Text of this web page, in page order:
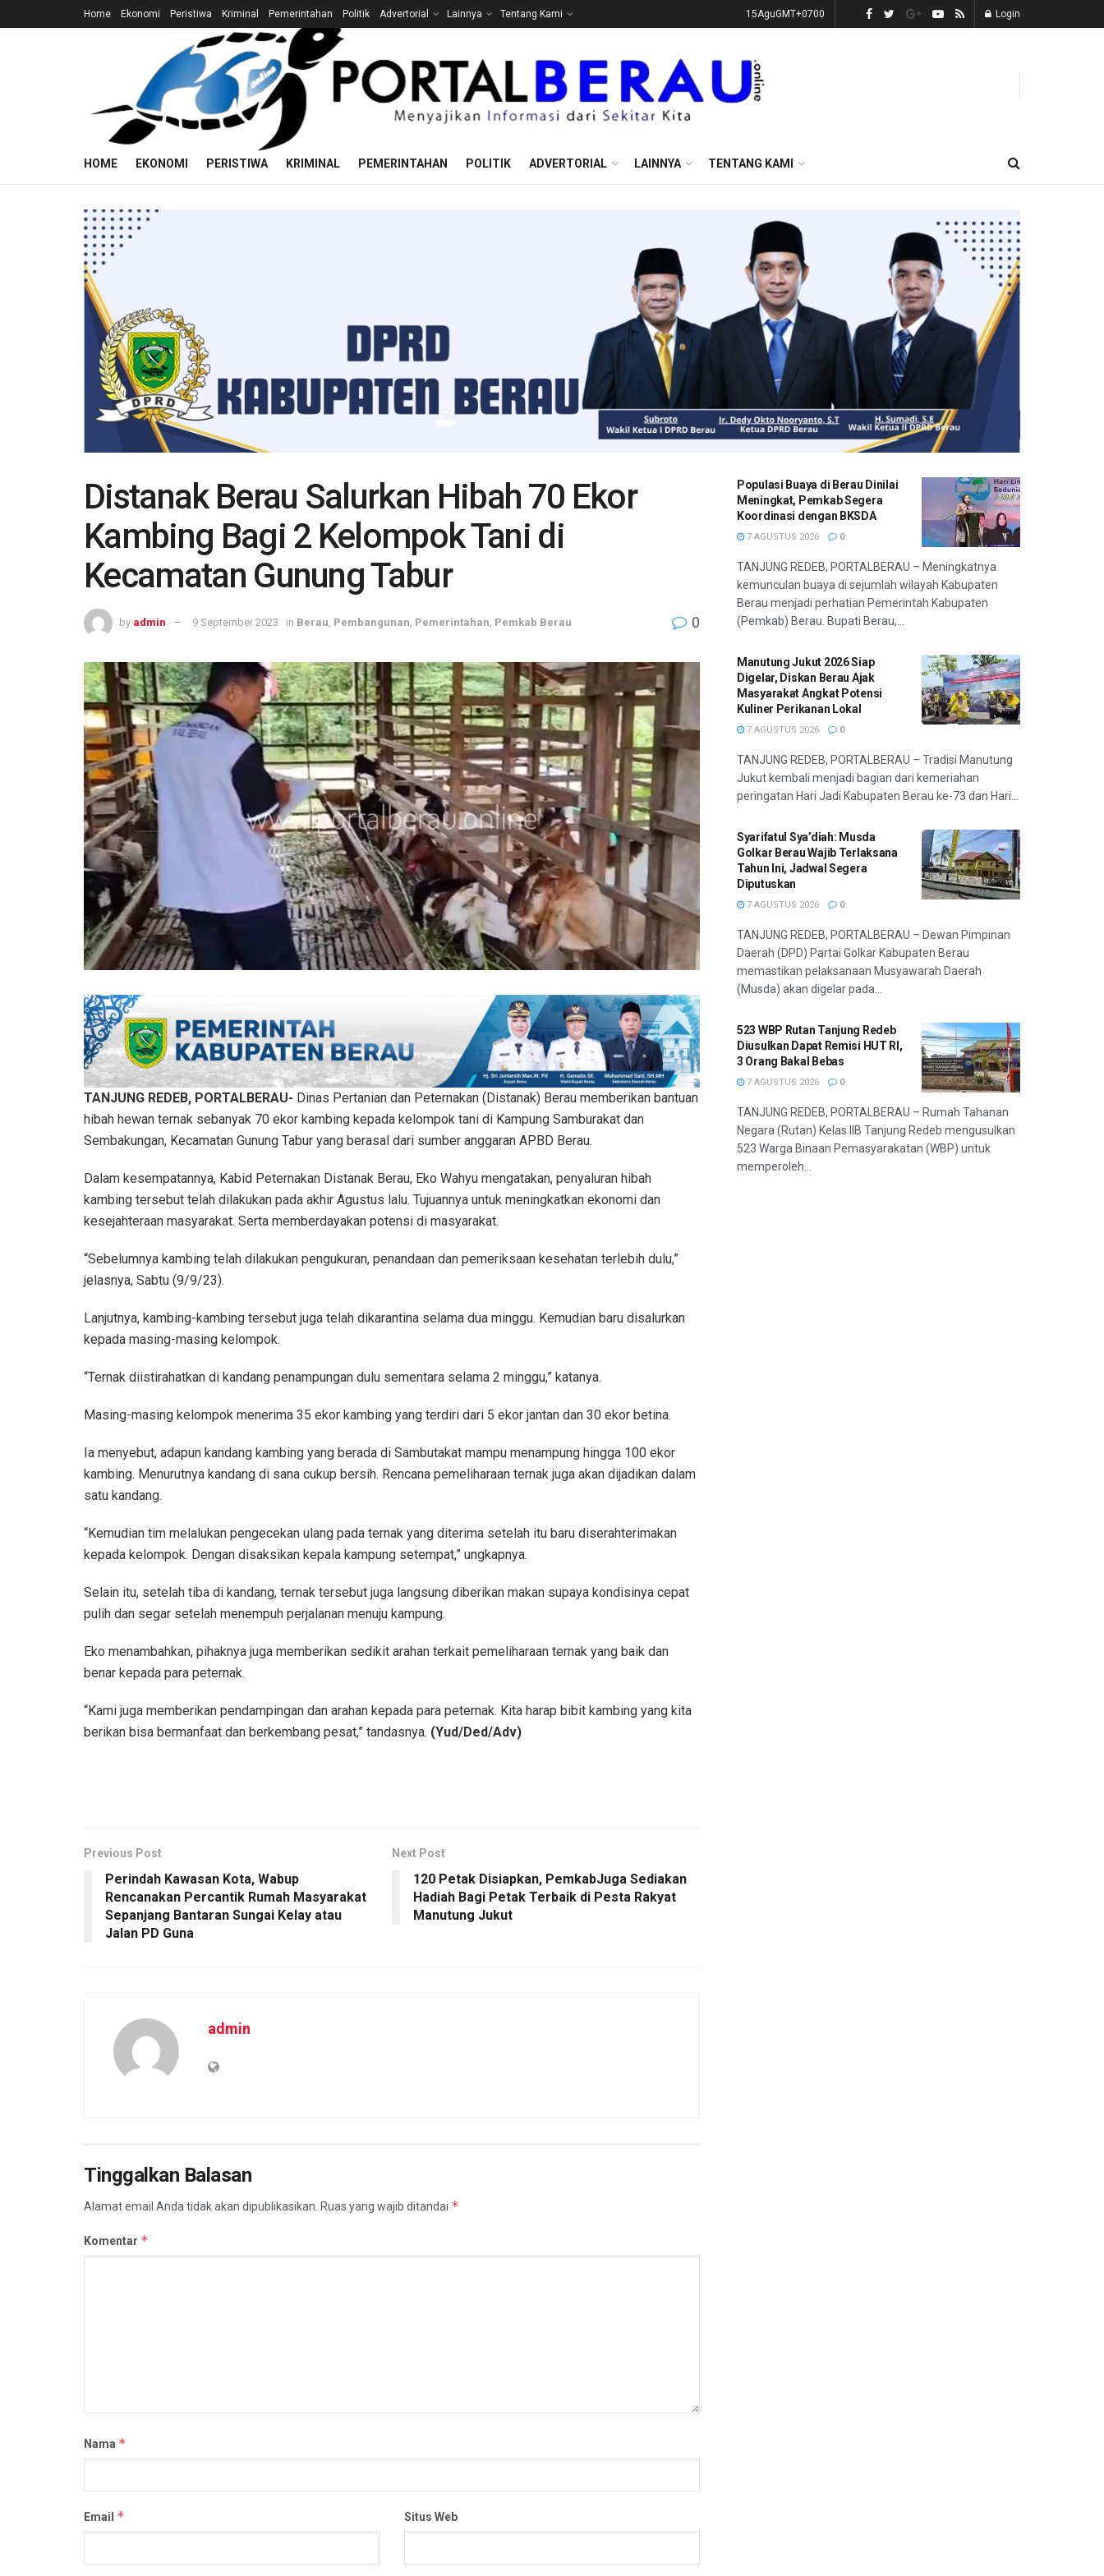
Home Ekonomi Peristiwa Kriminal Pemerintahan Politik Advertorial Lainnya Tentang Kami 15AguGMT+0700 Login
HOME EKONOMI PERISTIWA KRIMINAL PEMERINTAHAN POLITIK ADVERTORIAL LAINNYA TENTANG KAMI
Distanak Berau Salurkan Hibah 70 Ekor
Kambing Bagi 2 Kelompok Tani di
Kecamatan Gunung Tabur
by admin 9 September 2023 in Berau, Pembangunan, Pemerintahan, Pemkab Berau 0
TANJUNG REDEB, PORTALBERAU- Dinas Pertanian dan Peternakan (Distanak) Berau memberikan bantuan
hibah hewan ternak sebanyak 70 ekor kambing kepada kelompok tani di Kampung Samburakat dan
Sembakungan, Kecamatan Gunung Tabur yang berasal dari sumber anggaran APBD Berau.
Dalam kesempatannya, Kabid Peternakan Distanak Berau, Eko Wahyu mengatakan, penyaluran hibah
kambing tersebut telah dilakukan pada akhir Agustus lalu. Tujuannya untuk meningkatkan ekonomi dan
kesejahteraan masyarakat. Serta memberdayakan potensi di masyarakat.
“Sebelumnya kambing telah dilakukan pengukuran, penandaan dan pemeriksaan kesehatan terlebih dulu,”
jelasnya, Sabtu (9/9/23).
Lanjutnya, kambing-kambing tersebut juga telah dikarantina selama dua minggu. Kemudian baru disalurkan
kepada masing-masing kelompok.
“Ternak diistirahatkan di kandang penampungan dulu sementara selama 2 minggu,” katanya.
Masing-masing kelompok menerima 35 ekor kambing yang terdiri dari 5 ekor jantan dan 30 ekor betina.
Ia menyebut, adapun kandang kambing yang berada di Sambutakat mampu menampung hingga 100 ekor
kambing. Menurutnya kandang di sana cukup bersih. Rencana pemeliharaan ternak juga akan dijadikan dalam
satu kandang.
“Kemudian tim melalukan pengecekan ulang pada ternak yang diterima setelah itu baru diserahterimakan
kepada kelompok. Dengan disaksikan kepala kampung setempat,” ungkapnya.
Selain itu, setelah tiba di kandang, ternak tersebut juga langsung diberikan makan supaya kondisinya cepat
pulih dan segar setelah menempuh perjalanan menuju kampung.
Eko menambahkan, pihaknya juga memberikan sedikit arahan terkait pemeliharaan ternak yang baik dan
benar kepada para peternak.
“Kami juga memberikan pendampingan dan arahan kepada para peternak. Kita harap bibit kambing yang kita
berikan bisa bermanfaat dan berkembang pesat,” tandasnya. (Yud/Ded/Adv)
Previous Post
Perindah Kawasan Kota, Wabup
Rencanakan Percantik Rumah Masyarakat
Sepanjang Bantaran Sungai Kelay atau
Jalan PD Guna
Next Post
120 Petak Disiapkan, PemkabJuga Sediakan
Hadiah Bagi Petak Terbaik di Pesta Rakyat
Manutung Jukut
admin
Tinggalkan Balasan
Alamat email Anda tidak akan dipublikasikan. Ruas yang wajib ditandai *
Komentar *
Nama *
Email * Situs Web
Populasi Buaya di Berau Dinilai
Meningkat, Pemkab Segera
Koordinasi dengan BKSDA
7 AGUSTUS 2026 0
TANJUNG REDEB, PORTALBERAU – Meningkatnya
kemunculan buaya di sejumlah wilayah Kabupaten
Berau menjadi perhatian Pemerintah Kabupaten
(Pemkab) Berau. Bupati Berau,...
Manutung Jukut 2026 Siap
Digelar, Diskan Berau Ajak
Masyarakat Angkat Potensi
Kuliner Perikanan Lokal
7 AGUSTUS 2026 0
TANJUNG REDEB, PORTALBERAU – Tradisi Manutung
Jukut kembali menjadi bagian dari kemeriahan
peringatan Hari Jadi Kabupaten Berau ke-73 dan Hari...
Syarifatul Sya’diah: Musda
Golkar Berau Wajib Terlaksana
Tahun Ini, Jadwal Segera
Diputuskan
7 AGUSTUS 2026 0
TANJUNG REDEB, PORTALBERAU – Dewan Pimpinan
Daerah (DPD) Partai Golkar Kabupaten Berau
memastikan pelaksanaan Musyawarah Daerah
(Musda) akan digelar pada...
523 WBP Rutan Tanjung Redeb
Diusulkan Dapat Remisi HUT RI,
3 Orang Bakal Bebas
7 AGUSTUS 2026 0
TANJUNG REDEB, PORTALBERAU – Rumah Tahanan
Negara (Rutan) Kelas IIB Tanjung Redeb mengusulkan
523 Warga Binaan Pemasyarakatan (WBP) untuk
memperoleh...